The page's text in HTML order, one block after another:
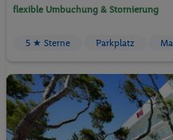
flexible Umbuchung & Stornierung
5 ★ Sterne Parkplatz